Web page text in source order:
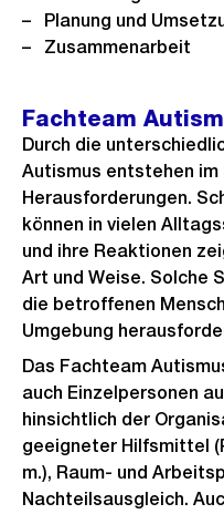
Planung und
Zusammenarbeit
Fachteam
Durch die
Autismus entstehen
Herausforderungen.
können in vielen
und ihre Reaktionen
Art und Weise. Solche
die betroffenen
Umgebung
Das Fachteam
auch Einzelpersonen
hinsichtlich der
geeigneter Hilfsmittel
m.), Raum- und
Nachteilsausgleich.